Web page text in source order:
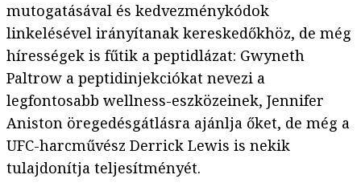
mutogatásával és kedvezménykódok
linkelésével irányítanak kereskedőkhöz, de még
hírességek is fűtik a peptidlázat: Gwyneth
Paltrow a peptidinjekciókat nevezi a
legfontosabb wellness-eszközeinek, Jennifer
Aniston öregedésgátlásra ajánlja őket, de még a
UFC-harcművész Derrick Lewis is nekik
tulajdonítja teljesítményét.